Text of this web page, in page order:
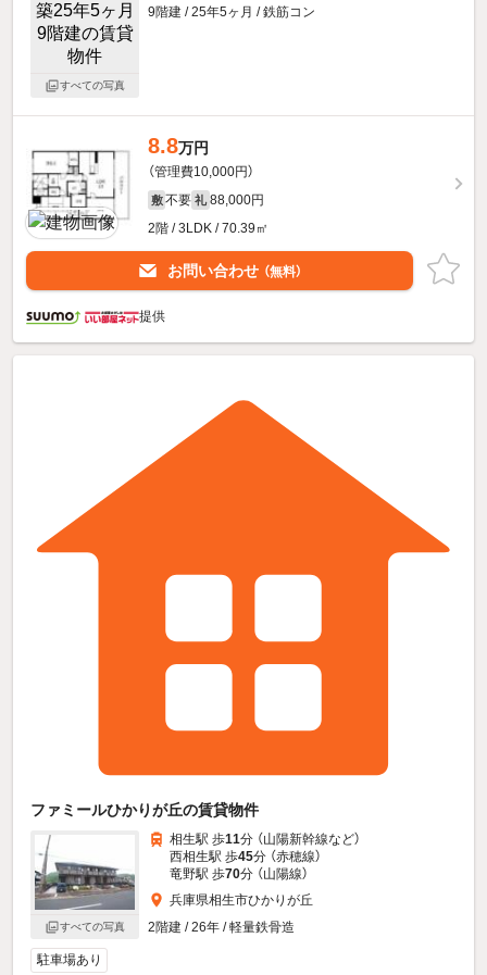
すべての写真
9階建 / 25年5ヶ月 / 鉄筋コン
8.8万円
（管理費10,000円）
敷 不要 礼 88,000円
2階 / 3LDK / 70.39㎡
お問い合わせ （無料）
提供
ファミールひかりが丘の賃貸物件
すべての写真
相生駅 歩11分 （山陽新幹線など）
西相生駅 歩45分 （赤穂線）
竜野駅 歩70分 （山陽線）
兵庫県相生市ひかりが丘
2階建 / 26年 / 軽量鉄骨造
駐車場あり